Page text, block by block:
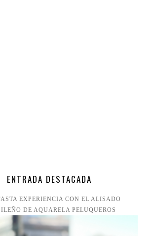
ENTRADA DESTACADA
EXPERIENCIA CON EL ALISADO
DE AQUARELA PELUQUEROS